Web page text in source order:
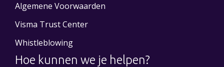
Algemene Voorwaarden
Visma Trust Center
Whistleblowing
Hoe kunnen we je helpen?